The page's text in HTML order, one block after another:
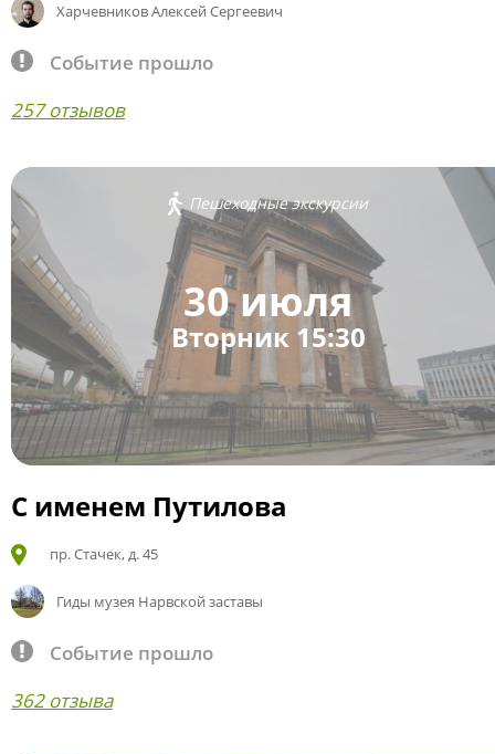
Харчевников Алексей Сергеевич
Событие прошло
257 отзывов
Пешеходные экскурсии
30 июля
Вторник 15:30
С именем Путилова
пр. Стачек, д. 45
Гиды музея Нарвской заставы
Событие прошло
362 отзыва